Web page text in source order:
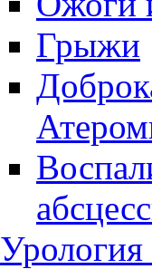
Грыжи